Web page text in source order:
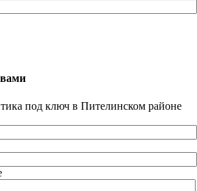
под ключ в Пителинском районе